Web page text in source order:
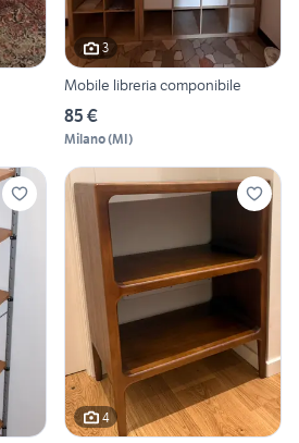
3
Mobile libreria componibile
85 €
Milano(MI)
4